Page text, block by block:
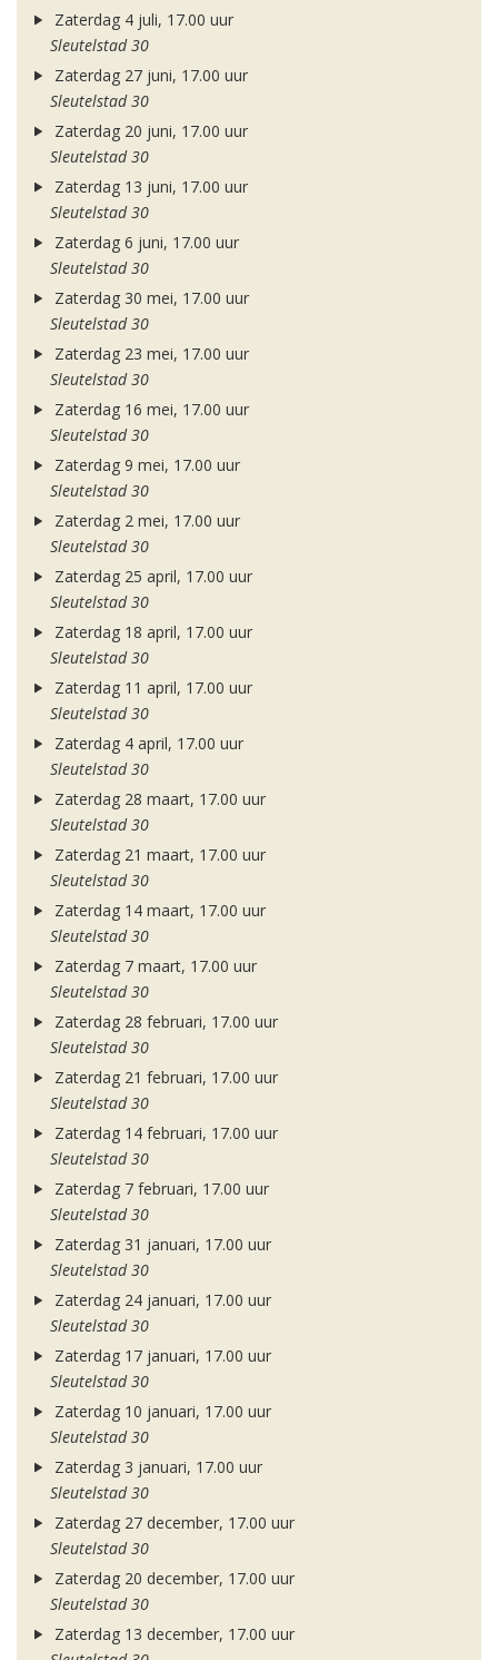
Zaterdag 4 juli, 17.00 uur
Sleutelstad 30
Zaterdag 27 juni, 17.00 uur
Sleutelstad 30
Zaterdag 20 juni, 17.00 uur
Sleutelstad 30
Zaterdag 13 juni, 17.00 uur
Sleutelstad 30
Zaterdag 6 juni, 17.00 uur
Sleutelstad 30
Zaterdag 30 mei, 17.00 uur
Sleutelstad 30
Zaterdag 23 mei, 17.00 uur
Sleutelstad 30
Zaterdag 16 mei, 17.00 uur
Sleutelstad 30
Zaterdag 9 mei, 17.00 uur
Sleutelstad 30
Zaterdag 2 mei, 17.00 uur
Sleutelstad 30
Zaterdag 25 april, 17.00 uur
Sleutelstad 30
Zaterdag 18 april, 17.00 uur
Sleutelstad 30
Zaterdag 11 april, 17.00 uur
Sleutelstad 30
Zaterdag 4 april, 17.00 uur
Sleutelstad 30
Zaterdag 28 maart, 17.00 uur
Sleutelstad 30
Zaterdag 21 maart, 17.00 uur
Sleutelstad 30
Zaterdag 14 maart, 17.00 uur
Sleutelstad 30
Zaterdag 7 maart, 17.00 uur
Sleutelstad 30
Zaterdag 28 februari, 17.00 uur
Sleutelstad 30
Zaterdag 21 februari, 17.00 uur
Sleutelstad 30
Zaterdag 14 februari, 17.00 uur
Sleutelstad 30
Zaterdag 7 februari, 17.00 uur
Sleutelstad 30
Zaterdag 31 januari, 17.00 uur
Sleutelstad 30
Zaterdag 24 januari, 17.00 uur
Sleutelstad 30
Zaterdag 17 januari, 17.00 uur
Sleutelstad 30
Zaterdag 10 januari, 17.00 uur
Sleutelstad 30
Zaterdag 3 januari, 17.00 uur
Sleutelstad 30
Zaterdag 27 december, 17.00 uur
Sleutelstad 30
Zaterdag 20 december, 17.00 uur
Sleutelstad 30
Zaterdag 13 december, 17.00 uur